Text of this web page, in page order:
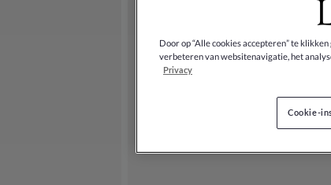
Door op “Alle cookies accepteren” te
verbeteren van websitenavigatie, het
Privacy
Cookie-